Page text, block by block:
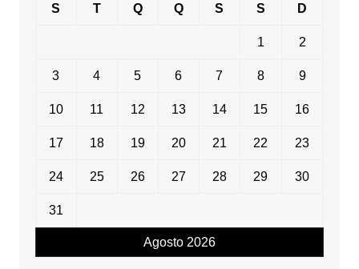
Agosto 2026
S T Q Q S S D
1 2
3 4 5 6 7 8 9
10 11 12 13 14 15 16
17 18 19 20 21 22 23
24 25 26 27 28 29 30
31